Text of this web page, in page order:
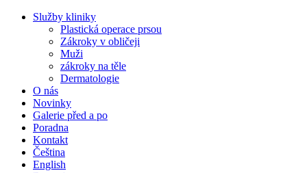
Skip
Služby kliniky
Plastická operace prsou
Zákroky v obličeji
Muži
zákroky na těle
Dermatologie
O nás
Novinky
Galerie před a po
Poradna
Kontakt
Čeština
English